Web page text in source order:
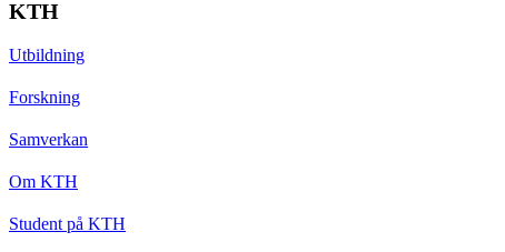
KTH
Utbildning
Forskning
Samverkan
Om KTH
Student på KTH